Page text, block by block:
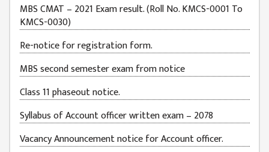
COUNSELING
INTERNSHIP
JOB
PLACEMENT
VACANCY
TENDER
MEDIA
MBS CMAT – 2021 Exam result. (Roll No. KMCS-0001 To
KMCS-0030)
Re-notice for registration form.
MBS second semester exam from notice
Class 11 phaseout notice.
Syllabus of Account officer written exam – 2078
Vacancy Announcement notice for Account officer.